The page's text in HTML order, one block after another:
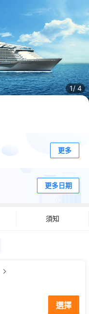
1/4
更多
更多日期
須知
選擇